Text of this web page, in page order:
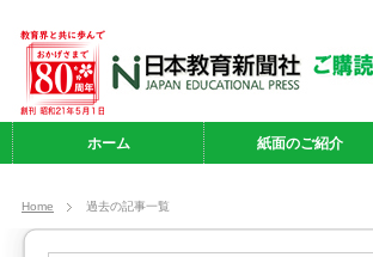
ホーム 紙面のご紹介
Home 過去の記事一覧